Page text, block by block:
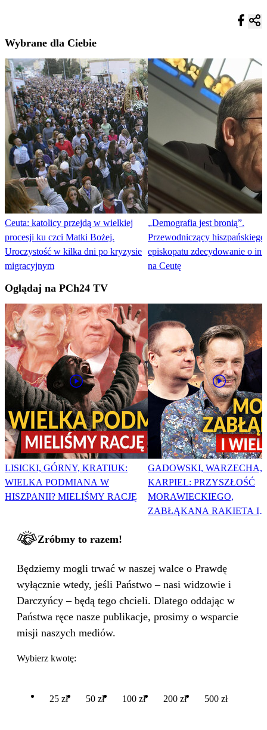
Wybrane dla Ciebie
Ceuta: katolicy przejdą w wielkiej
procesji ku czci Matki Bożej.
Uroczystość w kilka dni po kryzysie
migracyjnym
„Demografia jest bronią”.
Przewodniczący hiszpańskiego
episkopatu zdecydowanie o
na Ceutę
Oglądaj na PCh24 TV
LISICKI, GÓRNY, KRATIUK:
WIELKA PODMIANA W
HISZPANII? MIELIŚMY RACJĘ
GADOWSKI, WARZECHA,
KARPIEL: PRZYSZŁOŚĆ
MORAWIECKIEGO,
ZABŁĄKANA RAKIETA I
Zróbmy to razem!
Będziemy mogli trwać w naszej walce o Prawdę
wyłącznie wtedy, jeśli Państwo – nasi widzowie i
Darczyńcy – będą tego chcieli. Dlatego oddając w
Państwa ręce nasze publikacje, prosimy o wsparcie
misji naszych mediów.
Wybierz kwotę:
25 zł 50 zł 100 zł 200 zł 500 zł